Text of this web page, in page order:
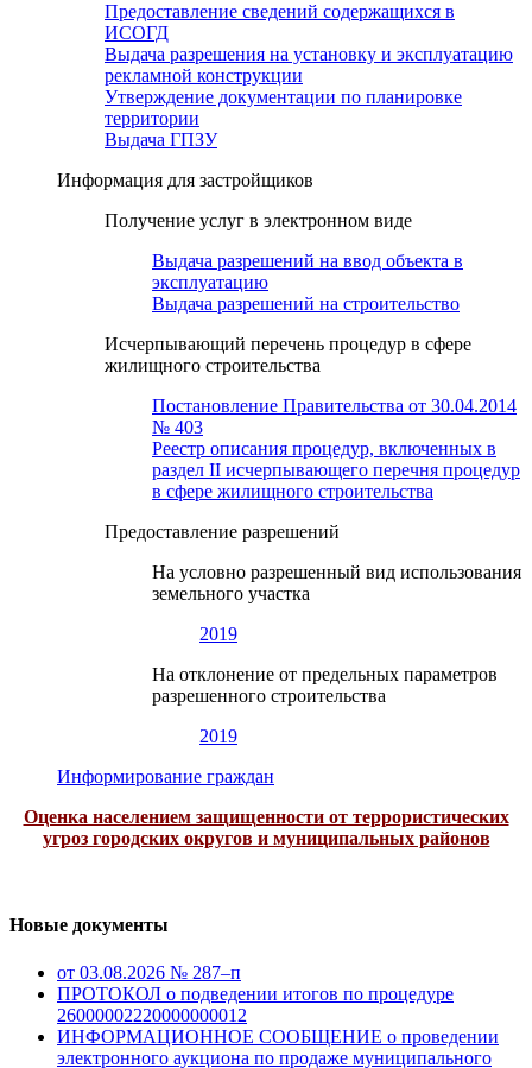
Предоставление сведений содержащихся в
ИСОГД
Выдача разрешения на установку и эксплуатацию
рекламной конструкции
Утверждение документации по планировке
территории
Выдача ГПЗУ
Информация для застройщиков
Получение услуг в электронном виде
Выдача разрешений на ввод объекта в
эксплуатацию
Выдача разрешений на строительство
Исчерпывающий перечень процедур в сфере
жилищного строительства
Постановление Правительства от 30.04.2014
№ 403
Реестр описания процедур, включенных в
раздел II исчерпывающего перечня процедур
в сфере жилищного строительства
Предоставление разрешений
На условно разрешенный вид использования
земельного участка
2019
На отклонение от предельных параметров
разрешенного строительства
2019
Информирование граждан
Оценка населением защищенности от террористических
угроз городских округов и муниципальных районов
Новые документы
от 03.08.2026 № 287–п
ПРОТОКОЛ о подведении итогов по процедуре
26000002220000000012
ИНФОРМАЦИОННОЕ СООБЩЕНИЕ о проведении
электронного аукциона по продаже муниципального